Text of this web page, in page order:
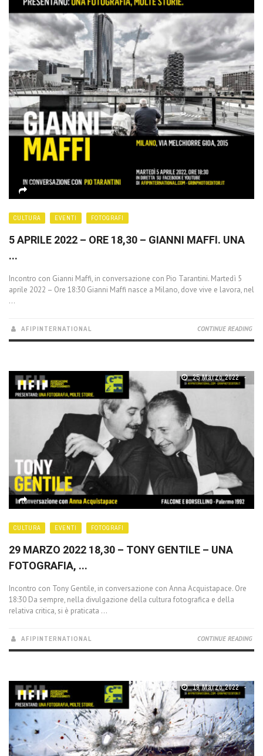
CULTURA EVENTI FOTOGRAFI
5 APRILE 2022 – ORE 18,30 – GIANNI MAFFI. UNA
...
Incontro con Gianni Maffi, in conversazione con Pio Tarantini. Martedì 5
aprile 2022 – Ore 18:30 Gianni Maffi nasce a Milano, dove vive e lavora, nel
...
AFIPINTERNATIONAL CONTINUE READING
25 Marzo 2022
CULTURA EVENTI FOTOGRAFI
29 MARZO 2022 18,30 – TONY GENTILE – UNA
FOTOGRAFIA, ...
Incontro con Tony Gentile, in conversazione con Anna Acquistapace. Ore
18:30 Da sempre, nella divulgazione della cultura fotografica e della
relativa critica, si è praticata ...
AFIPINTERNATIONAL CONTINUE READING
19 Marzo 2022